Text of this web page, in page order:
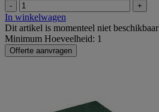
- +
In winkelwagen
Dit artikel is momenteel niet beschikbaar
Minimum Hoeveelheid: 1
Offerte aanvragen